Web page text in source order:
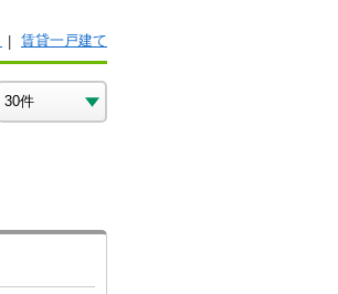
賃貸一戸建て